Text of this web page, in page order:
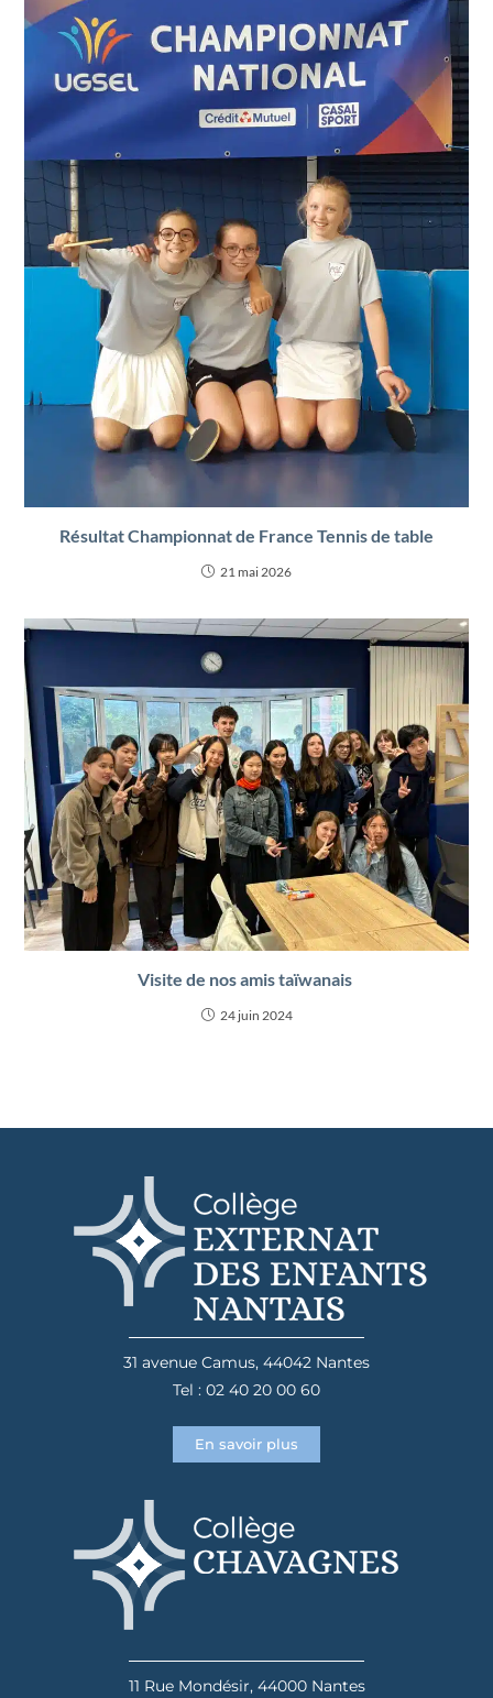
Résultat Championnat de France Tennis de table
21 mai 2026
Visite de nos amis taïwanais
24 juin 2024
31 avenue Camus, 44042 Nantes
Tel : 02 40 20 00 60
En savoir plus
11 Rue Mondésir, 44000 Nantes